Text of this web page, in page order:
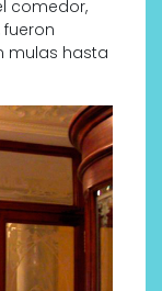
comedor,
mulas hasta